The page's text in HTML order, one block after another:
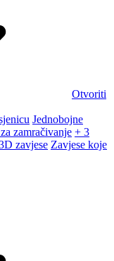
Otvoriti
Jednobojne
zamračivanje + 3
zavjese Zavjese koje